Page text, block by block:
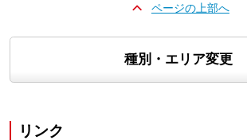
ページの上部へ
種別・エリア変更
リンク